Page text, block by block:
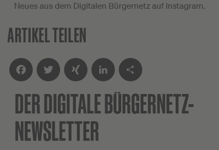
Neues aus dem Digitalen Bürgernetz auf Instagram.
ARTIKEL TEILEN
FacebookTwitter XING LinkedInTeilen
DER DIGITALEBÜRGERNETZ-
NEWSLETTER